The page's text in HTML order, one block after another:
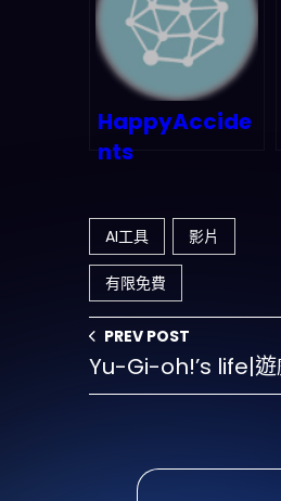
HappyAccide
nts
AI工具 影片
有限免費
PREV POST
Yu-Gi-oh!’s life|遊